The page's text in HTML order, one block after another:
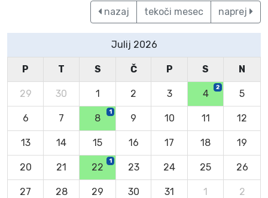
nazaj
tekoči mesec naprej
Julij 2026
P T S Č P S N
29 30 1 2 3 4
2
5
6 7 8
1
9 10 11 12
13 14 15 16 17 18 19
20 21 22
1
23 24 25 26
27 28 29 30 31 1 2